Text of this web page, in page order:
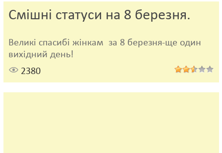
Смішні статуси на 8 березня.
Великі спасибі жінкам за 8 березня-ще один
вихідний день!
2380